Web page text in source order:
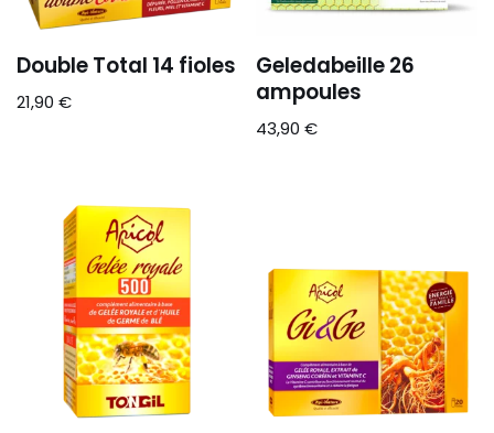
Double Total 14 fioles
21,90 €
Geledabeille 26
ampoules
43,90€